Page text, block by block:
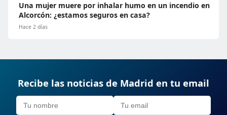
Una mujer muere por inhalar humo en un incendio en
Alcorcón: ¿estamos seguros en casa?
Hace 2 días
Recibe las noticias de Madrid en tu email